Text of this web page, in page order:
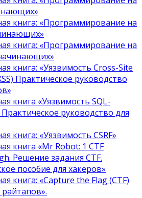
книга: «Программирование на
книга: «Программирование на
книга: «Уязвимость Cross-Site
Практическое руководство
книга «Уязвимость SQL-
руководство для
книга: «Уязвимость CSRF»
книга «Mr Robot: 1 CTF
Решение задания CTF.
пособие для хакеров»
книга: «Capture the Flag (CTF)